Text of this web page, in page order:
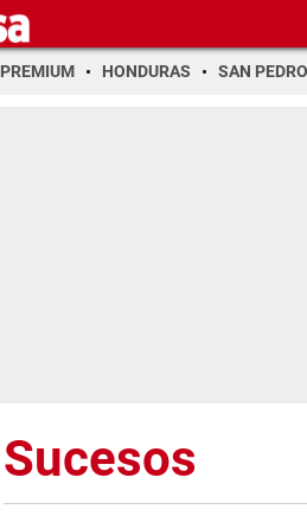
PREMIUM HONDURAS SAN PEDRO
Sucesos